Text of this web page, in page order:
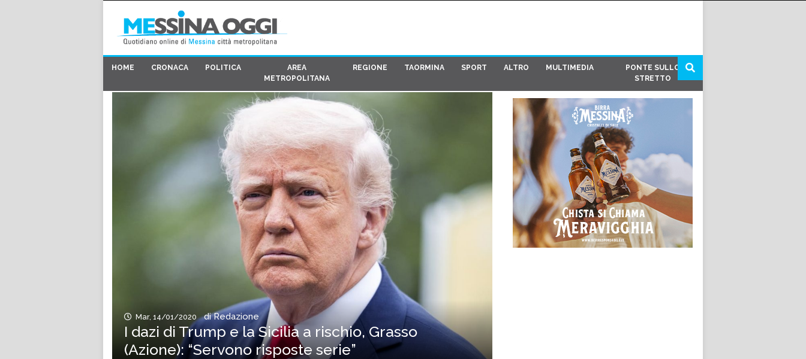
HOME CRONACA POLITICA
AREA
METROPOLITANA
REGIONE TAORMINA SPORT ALTRO MULTIMEDIA
PONTE SULLO
STRETTO
Mar, 14/01/2020 di Redazione
I dazi di Trump e la Sicilia a rischio, Grasso
(Azione): “Servono risposte serie”